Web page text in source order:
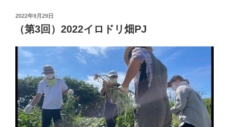
投
日:
2022年9月29日
（第3回）2022イロドリ畑PJ